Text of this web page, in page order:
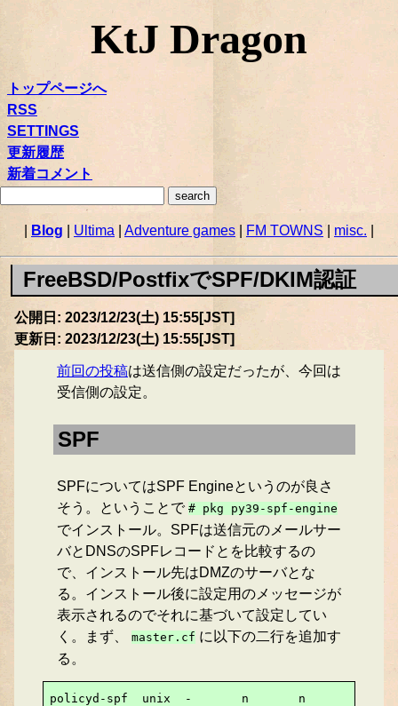
KtJ Dragon
トップページへ
RSS
SETTINGS
更新履歴
新着コメント
Blog Ultima Adventure games FM TOWNS| misc.
FreeBSD/PostfixでSPF/DKIM認証
公開日: 2023/12/23(土) 15:55[JST]
更新日: 2023/12/23(土) 15:55[JST]
前回の投稿は送信側の設定だったが、今回は
受信側の設定。
SPF
SPFについてはSPF Engineというのが良さ
そう。ということで # pkg py39-spf-engine
でインストール。SPFは送信元のメールサー
バとDNSのSPFレコードとを比較するの
で、インストール先はDMZのサーバとな
る。インストール後に設定用のメッセージが
表示されるのでそれに基づいて設定してい
く。まず、 master.cf に以下の二行を追加す
る。
policyd-spf  unix  -       n       n       -